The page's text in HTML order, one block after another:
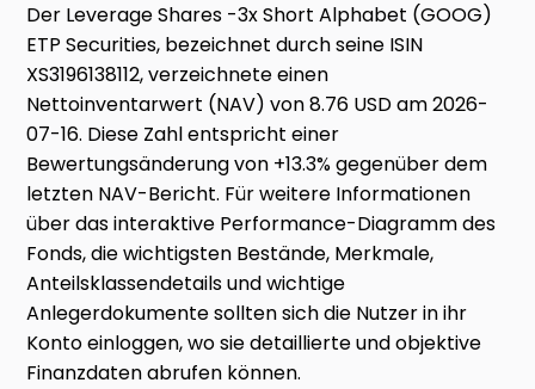
Der Leverage Shares -3x Short Alphabet (GOOG)
ETP Securities, bezeichnet durch seine ISIN
XS3196138112, verzeichnete einen
Nettoinventarwert (NAV) von 8.76 USD am 2026-
07-16. Diese Zahl entspricht einer
Bewertungsänderung von +13.3% gegenüber dem
letzten NAV-Bericht. Für weitere Informationen
über das interaktive Performance-Diagramm des
Fonds, die wichtigsten Bestände, Merkmale,
Anteilsklassendetails und wichtige
Anlegerdokumente sollten sich die Nutzer in ihr
Konto einloggen, wo sie detaillierte und objektive
Finanzdaten abrufen können.